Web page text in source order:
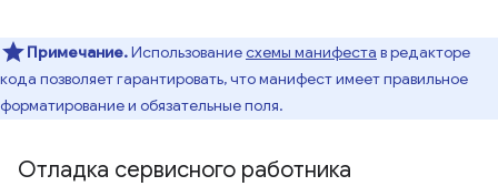
Примечание.Использованиесхемы манифеста в редакторе
кода позволяет гарантировать, что манифест имеет правильное
форматирование и обязательные поля.
Отладка сервисного работника